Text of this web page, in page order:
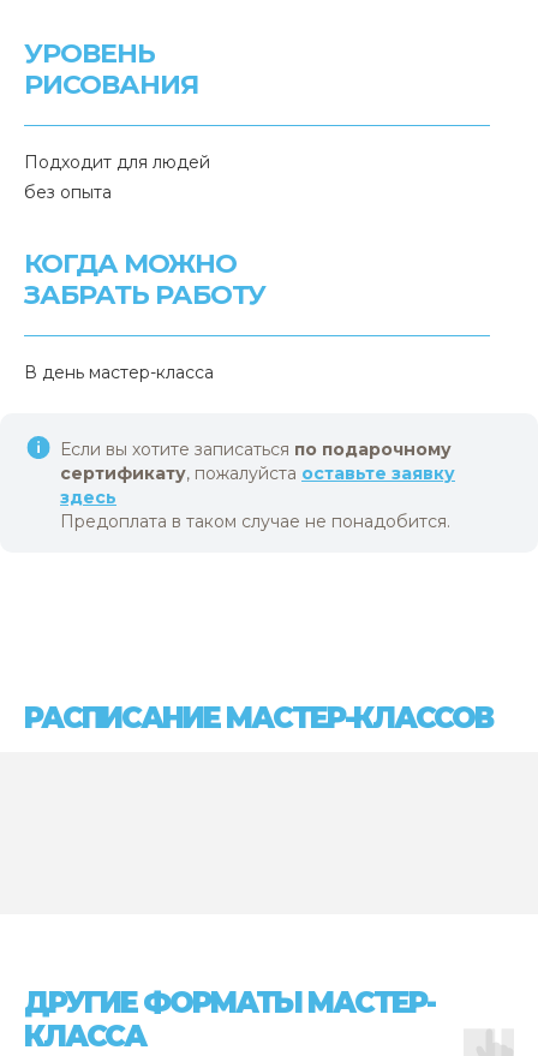
УРОВЕНЬ
РИСОВАНИЯ
Подходит для людей
без опыта
КОГДА МОЖНО
ЗАБРАТЬ РАБОТУ
В день мастер-класса
Если вы хотите записаться по подарочному
сертификату, пожалуйста оставьте заявку
здесь
Предоплата в таком случае не понадобится.
РАСПИСАНИЕ МАСТЕР-КЛАССОВ
ДРУГИЕ ФОРМАТЫ МАСТЕР-
КЛАССА